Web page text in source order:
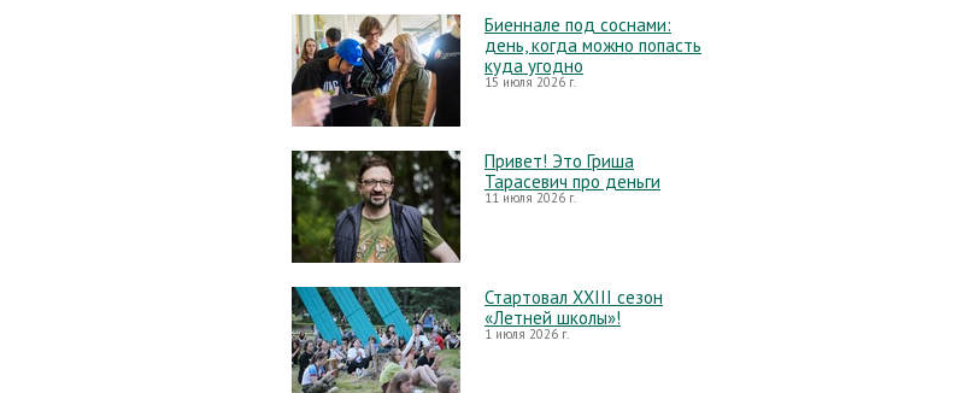
Биеннале под соснами:
день, когда можно попасть
куда угодно
15 июля 2026 г.
Привет! Это Гриша
Тарасевич про деньги
11 июля 2026 г.
Стартовал XXIII сезон
«Летней школы»!
1 июля 2026 г.